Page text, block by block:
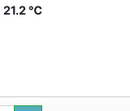
21.2 ℃